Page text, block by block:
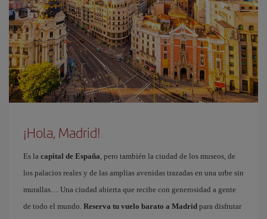
¡Hola, Madrid!
Es la capital de España, pero también la ciudad de los museos, de
los palacios reales y de las amplias avenidas trazadas en una urbe sin
murallas… Una ciudad abierta que recibe con generosidad a gente
de todo el mundo. Reserva tu vuelo barato a Madrid para disfrutar